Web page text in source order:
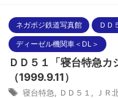
ネガポジ鉄道写真館 ＤＤ
ディーゼル機関車＜DL＞
ＤＤ５１「寝台特急カ
（1999.9.11）
寝台特急 ＤＤ５１ ＪＲ